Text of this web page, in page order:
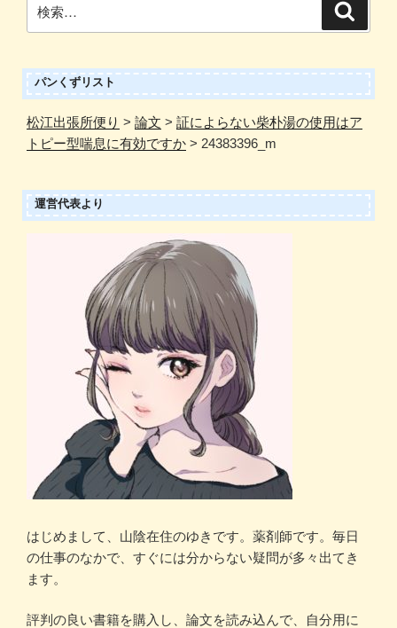
ブ
索:
パンくずリスト
松江出張所便り > 論文 > 証によらない柴朴湯の使用はア
トピー型喘息に有効ですか > 24383396_m
運営代表より
はじめまして、山陰在住のゆきです。薬剤師です。毎日
の仕事のなかで、すぐには分からない疑問が多々出てき
ます。
評判の良い書籍を購入し、論文を読み込んで、自分用に